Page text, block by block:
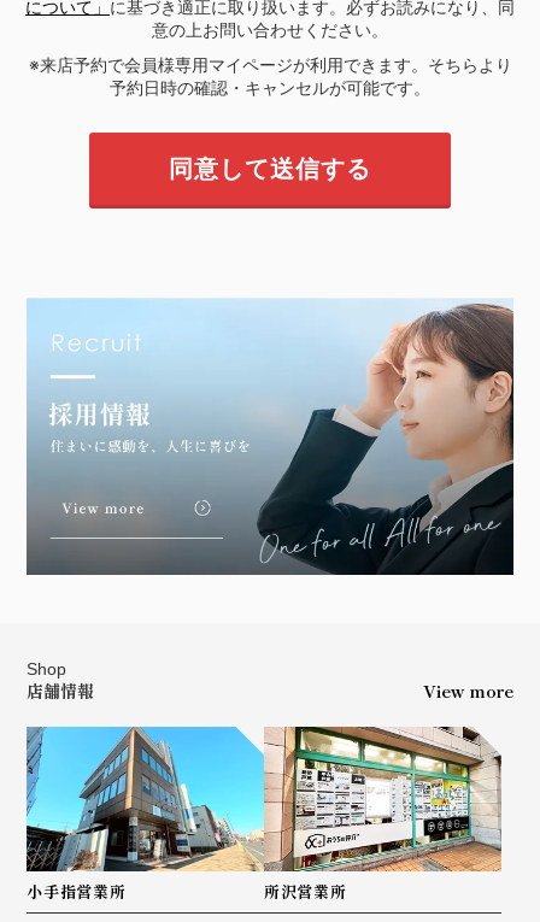
について」 に基づき適正に取り扱います。必ずお読みになり、同
意の上お問い合わせください。
※来店予約で会員様専用マイページが利用できます。そちらより
予約日時の確認・キャンセルが可能です。
Shop
店舗情報 View more
小手指営業所 所沢営業所